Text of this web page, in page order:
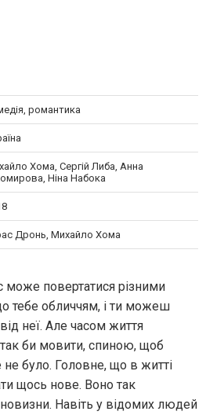
романтика
Хома, Сергій Либа, Анна
Ніна Набока
Дронь, Михайло Хома
повертатися різними
тебе обличчям, і ти можеш
неї. Але часом життя
так би мовити, спиною, щоб
не було. Головне, що в житті
щось нове. Воно так
Навіть у відомих людей